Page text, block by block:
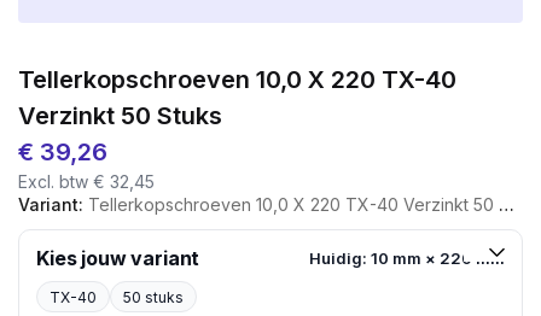
Tellerkopschroeven 10,0 X 220 TX-40
Verzinkt 50 Stuks
€ 39,26
Excl. btw € 32,45
Variant: Tellerkopschroeven 10,0 X 220 TX-40 Verzinkt 50 Stuks
Kies jouw variant Huidig: 10 mm × 220 mm
TX-40 50 stuks